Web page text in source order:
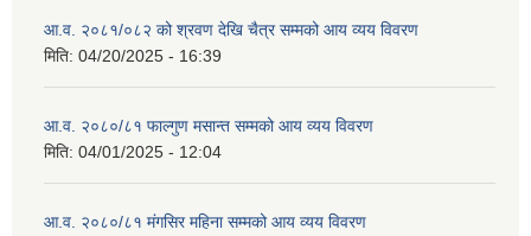
आ.व. २०८१/०८२ को श्रवण देखि चैत्र सम्मको आय व्यय विवरण
मिति: 04/20/2025 - 16:39
आ.व. २०८०/८१ फाल्गुण मसान्त सम्मको आय व्यय विवरण
मिति: 04/01/2025 - 12:04
आ.व. २०८०/८१ मंगसिर महिना सम्मको आय व्यय विवरण